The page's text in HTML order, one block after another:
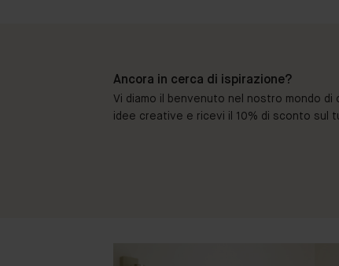
Ancora in cerca di ispirazione?
Vi diamo il benvenuto nel nostro mondo di
idee creative e ricevi il 10% di sconto sul